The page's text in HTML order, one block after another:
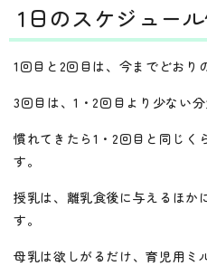
1日のスケジュー
1回目と2回目は、今までどおり
3回目は、1・2回目より少ない
慣れてきたら1・2回目と同じく
す。
授乳は、離乳食後に与えるほか
す。
母乳は欲しがるだけ、育児用ミ